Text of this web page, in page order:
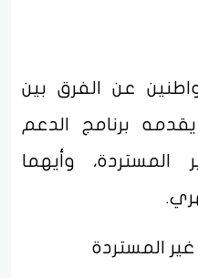
عن الفرق بين
برنامج الدعم
المستردة، وأيهما
المستردة